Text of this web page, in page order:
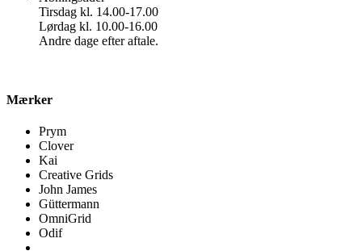
Tirsdag kl. 14.00-17.00
Lørdag kl. 10.00-16.00
Andre dage efter aftale.
Mærker
Prym
Clover
Kai
Creative Grids
John James
Güttermann
OmniGrid
Odif